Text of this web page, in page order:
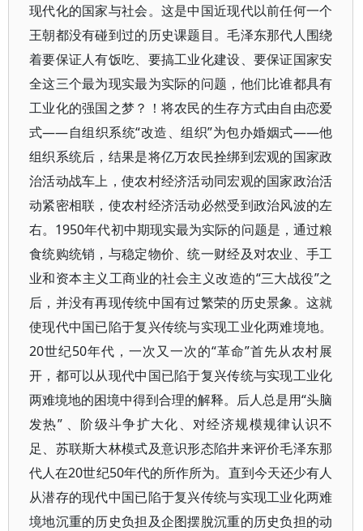
现代化的国家与社会。这是中国近现代以前任何一个
王朝都没有碰到过的历史课题目。毛泽东那代人围绕
着要保证人有饭吃、要搞工业化建设、要保证国家安
全这三个最为现实最为实际的问题，他们比谁都具有
工业化的强国之梦？！将农民的生存方式由自由恋爱
式——自组织系统“改造、组织”为包办婚姻式——他
组织系统后，结果是将亿万农民拴绑到宏观的国家政
治活动战车上，使农村经济活动同宏观的国家政治活
动紧密相联，使农村经济活动必然受到政治风波的左
右。1950年代初中期现实最为实际的问题是，通过粮
食统购统销，与稳定物价、统一财经及对农业、手工
业和资本主义工商业的社会主义改造的“三大战役”之
后，并没有再现传统中国有过繁荣的历史景象。这就
使现代中国已陷于复兴传统与实现工业化两难境地。
20世纪50年代，一次又一次的“革命”首先从农村展
开，都可以从现代中国已陷于复兴传统与实现工业化
两难境地的困境中得到合理的解释。后人总是用“头脑
发热” 、阶级斗争扩大化、对经济规模规律认识不
足、苏联斯大林模式及意识形态陷井来评价毛泽东那
代人在20世纪50年代的所作所为。直到今天还少有人
从潜存的现代中国已陷于复兴传统与实现工业化两难
境地沉重的历史负担及企图摆脫沉重的历史负担的动